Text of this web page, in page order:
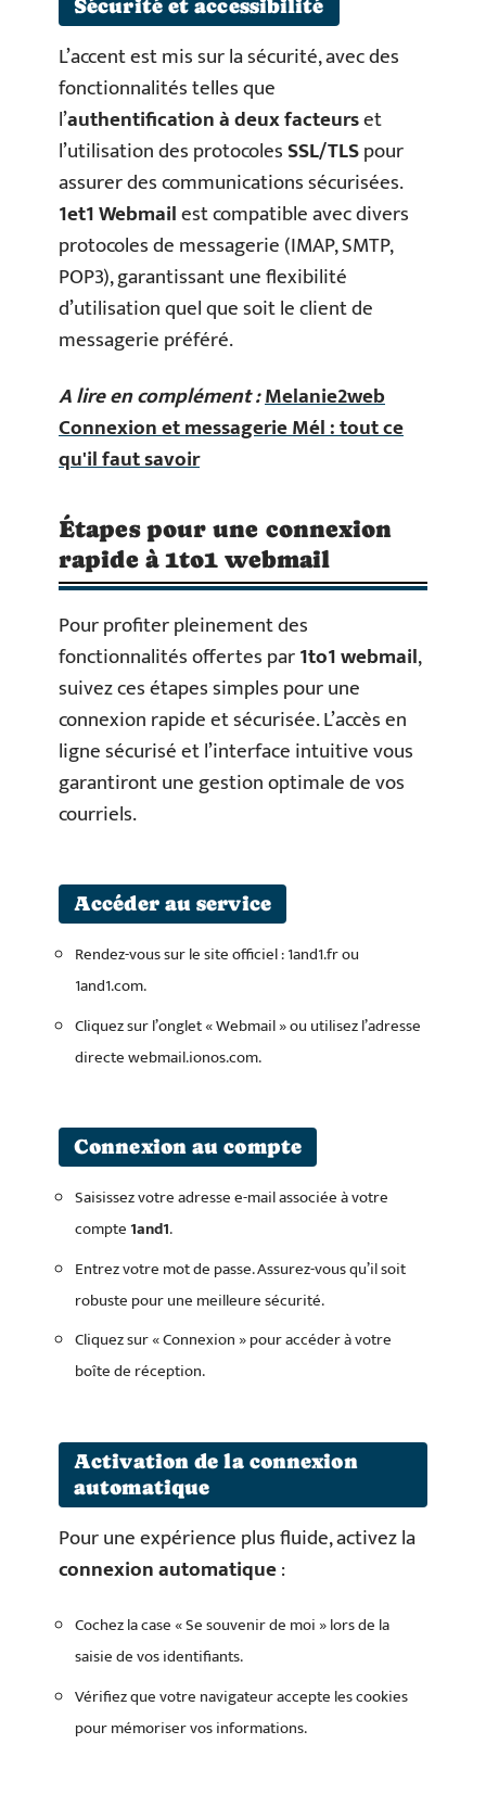
Sécurité et accessibilité
L’accent est mis sur la sécurité, avec des
fonctionnalités telles que
l’authentification à deux facteurset
l’utilisation des protocolesSSL/TLSpour
assurer des communications sécurisées.
1et1 Webmailest compatible avec divers
protocoles de messagerie (IMAP, SMTP,
POP3), garantissant une flexibilité
d’utilisation quel que soit le client de
messagerie préféré.
A lire en complément :Melanie2web
Connexion et messagerie Mél : tout ce
qu'il faut savoir
Étapes pour une connexion
rapide à 1to1 webmail
Pour profiter pleinement des
fonctionnalités offertes par1to1 webmail,
suivez ces étapes simples pour une
connexion rapide et sécurisée. L’accès en
ligne sécurisé et l’interface intuitive vous
garantiront une gestion optimale de vos
courriels.
Accéder au service
Rendez-vous sur le site officiel : 1and1.fr ou
1and1.com.
Cliquez sur l’onglet « Webmail » ou utilisez l’adresse
directe webmail.ionos.com.
Connexion au compte
Saisissez votre adresse e-mail associée à votre
compte1and1.
Entrez votre mot de passe. Assurez-vous qu’il soit
robuste pour une meilleure sécurité.
Cliquez sur « Connexion » pour accéder à votre
boîte de réception.
Activation de la connexion
automatique
Pour une expérience plus fluide, activez la
connexion automatique:
Cochez la case « Se souvenir de moi » lors de la
saisie de vos identifiants.
Vérifiez que votre navigateur accepte les cookies
pour mémoriser vos informations.